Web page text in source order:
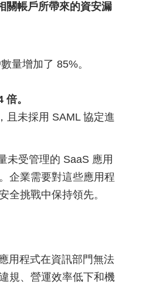
關帳戶所帶來的資安漏
量增加了 85%。
。
且未採用 SAML 協定進
未受管理的 SaaS 應用
企業需要對這些應用程
全挑戰中保持領先。
用程式在資訊部門無法
規、營運效率低下和機